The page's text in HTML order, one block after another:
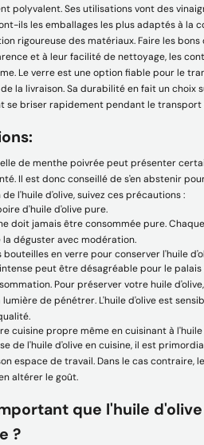
polyvalent. Ses utilisations vont des
ils les emballages les plus adaptés à la
rigoureuse des matériaux. Faire les
et à leur facilité de nettoyage, les
Le verre est une option fiable pour le
la livraison. Sa durabilité en fait un
se briser rapidement pendant le
de menthe poivrée peut présenter
Il est donc conseillé de s'en abstenir
l'huile d'olive, suivez ces précautions :
d'huile d'olive pure.
doit jamais être consommée pure.
déguster avec modération.
bouteilles en verre pour conserver l'huile
peut être désagréable pour le
Pour préserver votre huile
de pénétrer. L'huile d'olive est
cuisine propre même en cuisinant à l'huile
de l'huile d'olive en cuisine, il est
espace de travail. Dans le cas contraire,
altérer le goût.
que l'huile
?